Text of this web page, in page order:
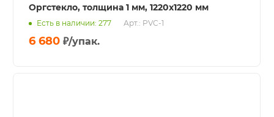
Оргстекло, толщина 1 мм, 1220x1220 мм
Есть в наличии: 277 Арт.: PVC-1
6 680 ₽/упак.